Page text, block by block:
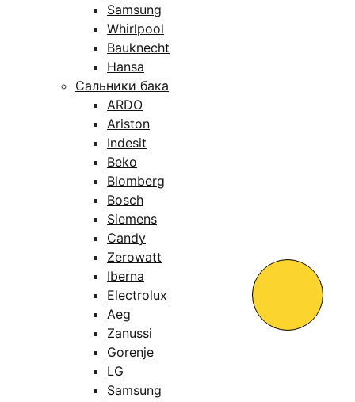
Samsung
Whirlpool
Bauknecht
Hansa
Сальники бака
ARDO
Ariston
Indesit
Beko
Blomberg
Bosch
Siemens
Candy
Zerowatt
Iberna
Electrolux
Aeg
Zanussi
Gorenje
LG
Samsung